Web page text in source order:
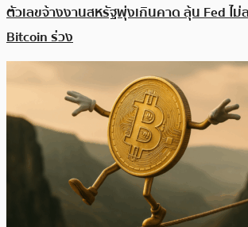
ตัวเลขจ้างงานสหรัฐพุ่งเกินคาด ลุ้น Fed ไ
Bitcoin ร่วง